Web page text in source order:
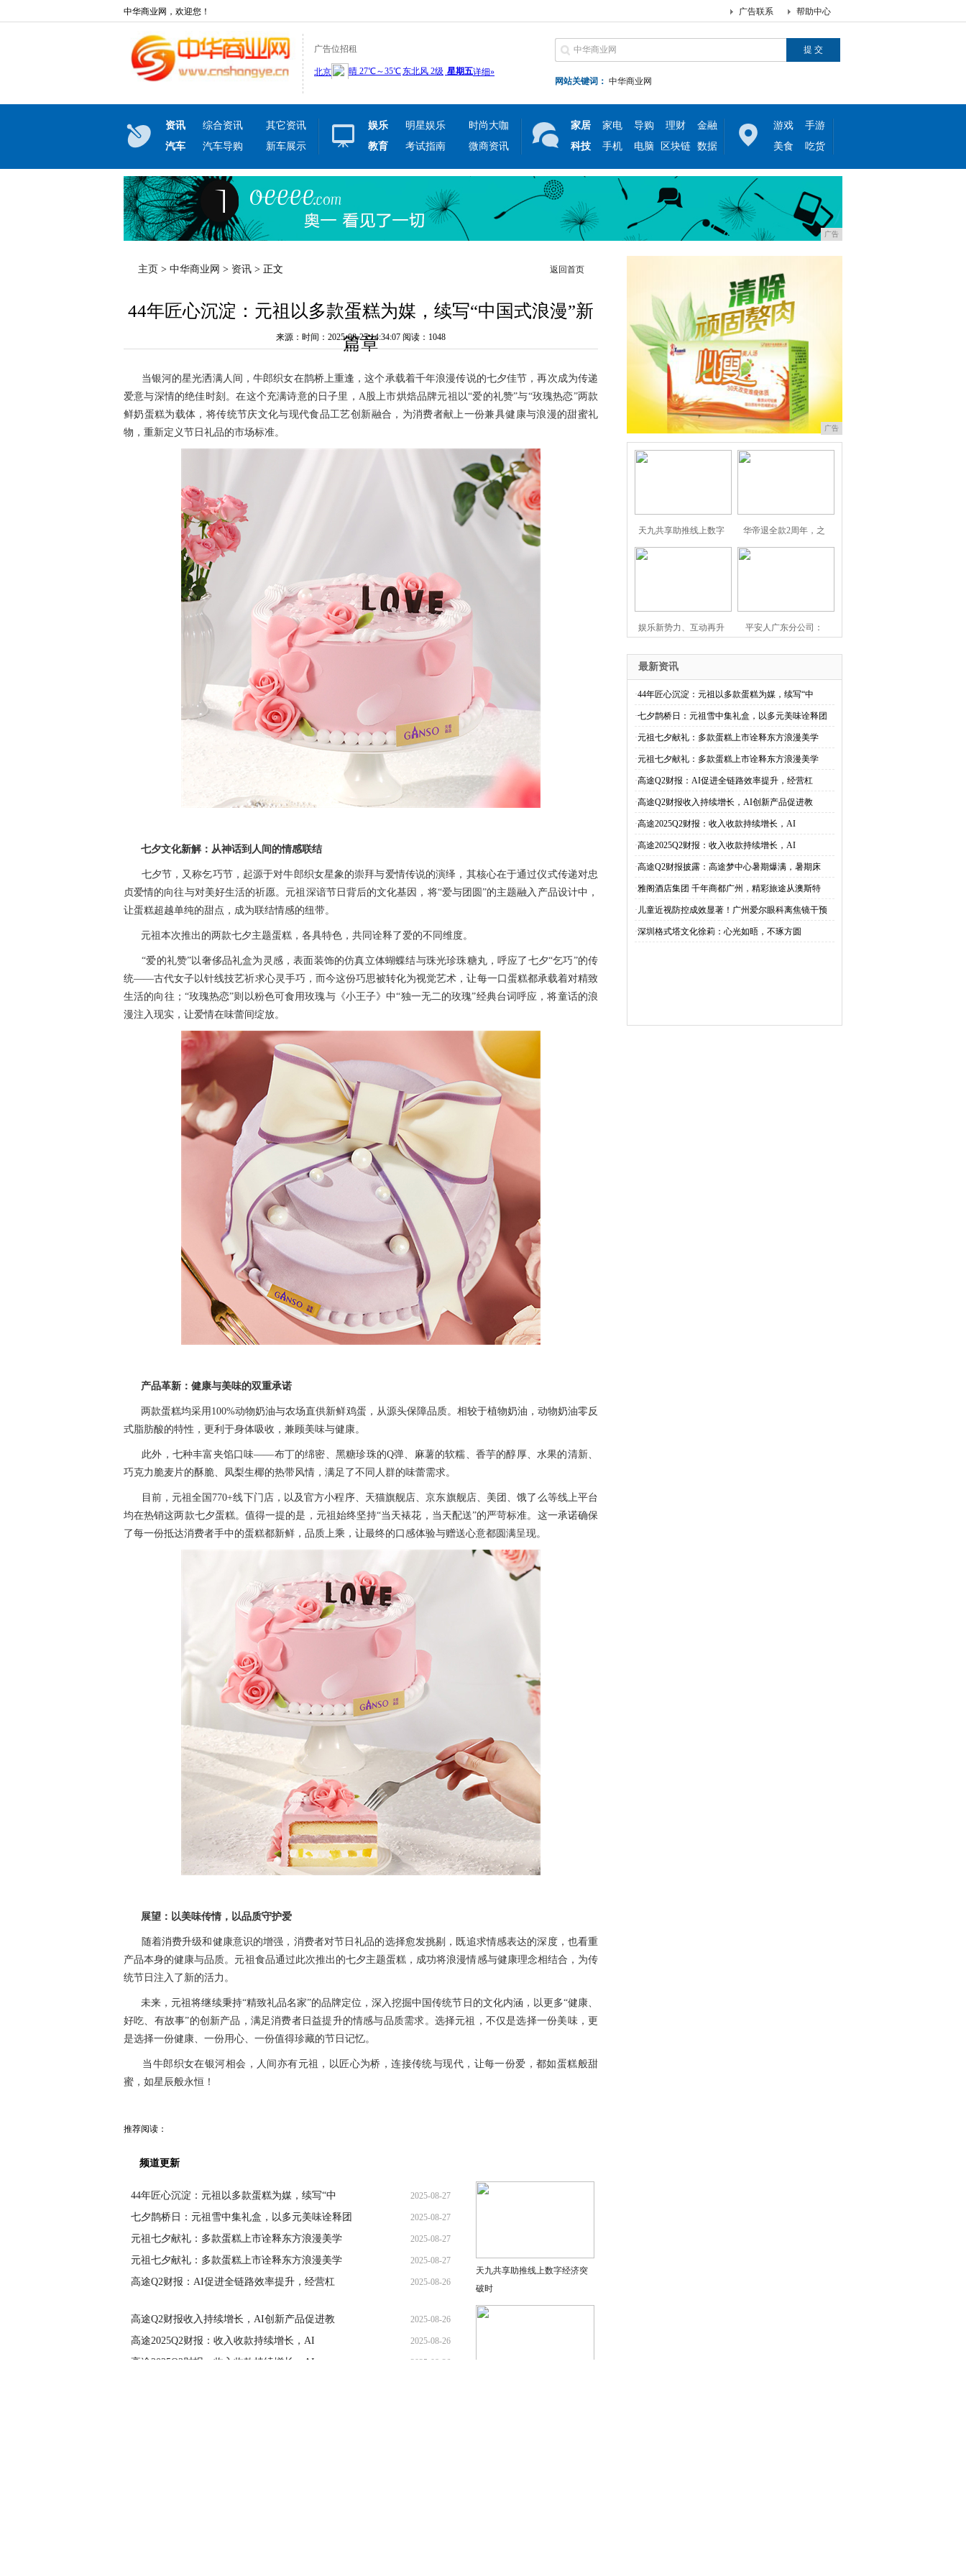
中华商业网，欢迎您！ 帮助中心
广告联系
广告位招租
网站关键词： 中华商业网
资讯 综合资讯
其它资讯
汽车
汽车导购 新车展示
娱乐 明星娱乐
时尚大咖
教育
考试指南 微商资讯
家居 家电 导购 理财
金融
科技
手机 电脑 区块链 数据
游戏
手游
美食
吃货
广告
主页 > 中华商业网 > 资讯 > 正文 返回首页
44年匠心沉淀：元祖以多款蛋糕为媒，续写“中国式浪漫”新
篇章
来源：时间：2025-08-27 14:34:07 阅读：1048
当银河的星光洒满人间，牛郎织女在鹊桥上重逢，这个承载着千年浪漫传说的七夕佳节，再次成为传递
爱意与深情的绝佳时刻。在这个充满诗意的日子里，A股上市烘焙品牌元祖以“爱的礼赞”与“玫瑰热恋”两款
鲜奶蛋糕为载体，将传统节庆文化与现代食品工艺创新融合，为消费者献上一份兼具健康与浪漫的甜蜜礼
物，重新定义节日礼品的市场标准。
七夕文化新解：从神话到人间的情感联结
七夕节，又称乞巧节，起源于对牛郎织女星象的崇拜与爱情传说的演绎，其核心在于通过仪式传递对忠
贞爱情的向往与对美好生活的祈愿。元祖深谙节日背后的文化基因，将“爱与团圆”的主题融入产品设计中，
让蛋糕超越单纯的甜点，成为联结情感的纽带。
元祖本次推出的两款七夕主题蛋糕，各具特色，共同诠释了爱的不同维度。
“爱的礼赞”以奢侈品礼盒为灵感，表面装饰的仿真立体蝴蝶结与珠光珍珠糖丸，呼应了七夕“乞巧”的传
统——古代女子以针线技艺祈求心灵手巧，而今这份巧思被转化为视觉艺术，让每一口蛋糕都承载着对精致
生活的向往；“玫瑰热恋”则以粉色可食用玫瑰与《小王子》中“独一无二的玫瑰”经典台词呼应，将童话的浪
漫注入现实，让爱情在味蕾间绽放。
产品革新：健康与美味的双重承诺
两款蛋糕均采用100%动物奶油与农场直供新鲜鸡蛋，从源头保障品质。相较于植物奶油，动物奶油零反
式脂肪酸的特性，更利于身体吸收，兼顾美味与健康。
此外，七种丰富夹馅口味——布丁的绵密、黑糖珍珠的Q弹、麻薯的软糯、香芋的醇厚、水果的清新、
巧克力脆麦片的酥脆、凤梨生椰的热带风情，满足了不同人群的味蕾需求。
目前，元祖全国770+线下门店，以及官方小程序、天猫旗舰店、京东旗舰店、美团、饿了么等线上平台
均在热销这两款七夕蛋糕。值得一提的是，元祖始终坚持“当天裱花，当天配送”的严苛标准。这一承诺确保
了每一份抵达消费者手中的蛋糕都新鲜，品质上乘，让最终的口感体验与赠送心意都圆满呈现。
展望：以美味传情，以品质守护爱
随着消费升级和健康意识的增强，消费者对节日礼品的选择愈发挑剔，既追求情感表达的深度，也看重
产品本身的健康与品质。元祖食品通过此次推出的七夕主题蛋糕，成功将浪漫情感与健康理念相结合，为传
统节日注入了新的活力。
未来，元祖将继续秉持“精致礼品名家”的品牌定位，深入挖掘中国传统节日的文化内涵，以更多“健康、
好吃、有故事”的创新产品，满足消费者日益提升的情感与品质需求。选择元祖，不仅是选择一份美味，更
是选择一份健康、一份用心、一份值得珍藏的节日记忆。
当牛郎织女在银河相会，人间亦有元祖，以匠心为桥，连接传统与现代，让每一份爱，都如蛋糕般甜
蜜，如星辰般永恒！
推荐阅读：
频道更新
44年匠心沉淀：元祖以多款蛋糕为媒，续写“中 2025-08-27
七夕鹊桥日：元祖雪中集礼盒，以多元美味诠释团 2025-08-27
元祖七夕献礼：多款蛋糕上市诠释东方浪漫美学 2025-08-27
元祖七夕献礼：多款蛋糕上市诠释东方浪漫美学 2025-08-27
高途Q2财报：AI促进全链路效率提升，经营杠 2025-08-26
高途Q2财报收入持续增长，AI创新产品促进教 2025-08-26
高途2025Q2财报：收入收款持续增长，AI 2025-08-26
高途2025Q2财报：收入收款持续增长，AI 2025-08-26
天九共享助推线上数字经济突
破时
广告
天九共享助推线上数字 华帝退全款2周年，之
娱乐新势力、互动再升 平安人广东分公司：
最新资讯
·44年匠心沉淀：元祖以多款蛋糕为媒，续写“中
·七夕鹊桥日：元祖雪中集礼盒，以多元美味诠释团
·元祖七夕献礼：多款蛋糕上市诠释东方浪漫美学
·元祖七夕献礼：多款蛋糕上市诠释东方浪漫美学
·高途Q2财报：AI促进全链路效率提升，经营杠
·高途Q2财报收入持续增长，AI创新产品促进教
·高途2025Q2财报：收入收款持续增长，AI
·高途2025Q2财报：收入收款持续增长，AI
·高途Q2财报披露：高途梦中心暑期爆满，暑期床
·雅阁酒店集团 千年商都广州，精彩旅途从澳斯特
· 儿童近视防控成效显著！广州爱尔眼科离焦镜干预
·深圳格式塔文化徐莉：心光如晤，不琢方圆